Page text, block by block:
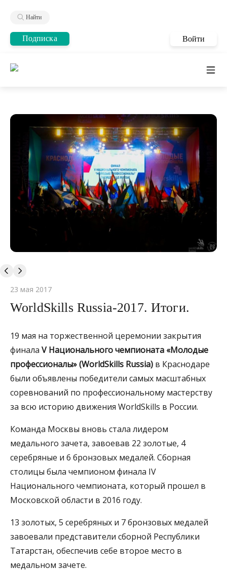
Найти
Подписка Войти
23 мая 2017
WorldSkills Russia-2017. Итоги.
19 мая на торжественной церемонии закрытия
финала V Национального чемпионата «Молодые
профессионалы» (WorldSkills Russia) в Краснодаре
были объявлены победители самых масштабных
соревнований по профессиональному мастерству
за всю историю движения WorldSkills в России.
Команда Москвы вновь стала лидером
медального зачета, завоевав 22 золотые, 4
серебряные и 6 бронзовых медалей. Сборная
столицы была чемпионом финала IV
Национального чемпионата, который прошел в
Московской области в 2016 году.
13 золотых, 5 серебряных и 7 бронзовых медалей
завоевали представители сборной Республики
Татарстан, обеспечив себе второе место в
медальном зачете.